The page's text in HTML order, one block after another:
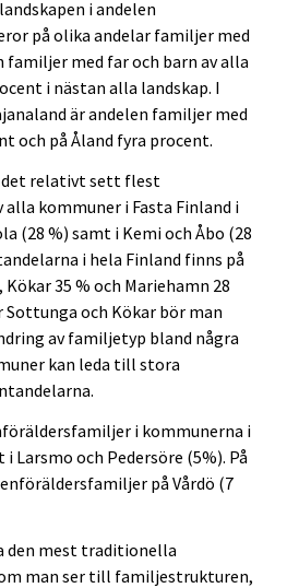
i andelen
på olika andelar familjer med
familjer med far och barn av alla
i nästan alla landskap. I
är andelen familjer med
och på Åland fyra procent.
det relativt sett flest
kommuner i Fasta Finland i
(28 %) samt i Kemi och Åbo (28
i hela Finland finns på
35 % och Mariehamn 28
och Kökar bör man
av familjetyp bland några
kan leda till stora
i kommunerna i
Larsmo och Pedersöre (5%). På
på Vårdö (7
den mest traditionella
man ser till familjestrukturen,